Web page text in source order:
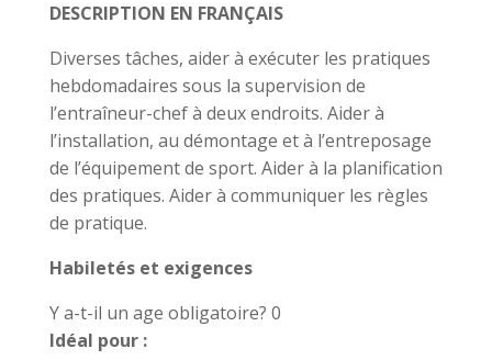
DESCRIPTION EN FRANÇAIS
Diverses tâches, aider à exécuter les pratiques
hebdomadaires sous la supervision de
l’entraîneur-chef à deux endroits. Aider à
l’installation, au démontage et à l’entreposage
de l’équipement de sport. Aider à la planification
des pratiques. Aider à communiquer les règles
de pratique.
Habiletés et exigences
Y a-t-il un age obligatoire? 0
Idéal pour :